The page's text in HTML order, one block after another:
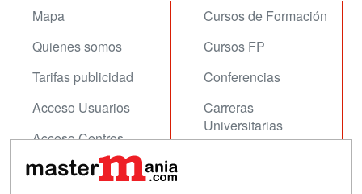
Mapa
Quienes somos
Tarifas publicidad
Acceso Usuarios
Acceso Centros
Cursos de Formación
Cursos FP
Conferencias
Carreras
Universitarias